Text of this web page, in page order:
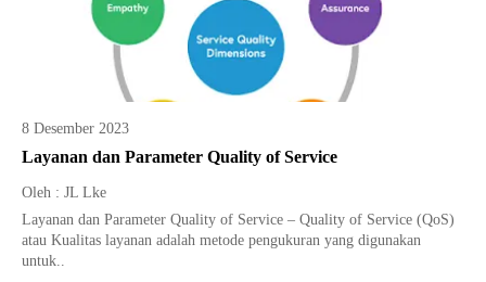
8 Desember 2023
Layanan dan Parameter Quality of Service
Oleh : JL Lke
Layanan dan Parameter Quality of Service – Quality of Service (QoS)
atau Kualitas layanan adalah metode pengukuran yang digunakan
untuk..